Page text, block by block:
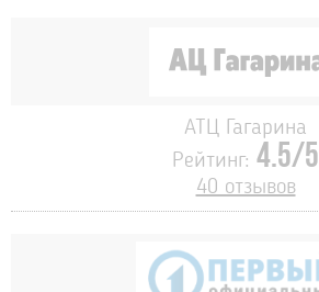
АТЦ Гагарина
Рейтинг: 4.5/5
40 отзывов